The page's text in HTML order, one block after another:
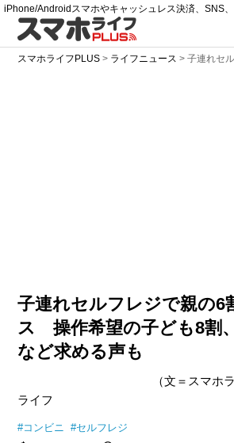
iPhone/Androidスマホやキャッシュレス決済、SNS
スマホライフPLUS > ライフニュース >子連れセ
子連れセルフレジで親の6
ス 操作希望の子ども8割
など求める声も
（文＝スマホ
ライフ
#コンビニ #セルフレジ